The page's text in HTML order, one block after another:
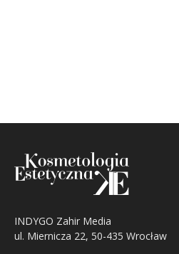
INDYGO Zahir Media
ul. Miernicza 22, 50-435 Wrocław